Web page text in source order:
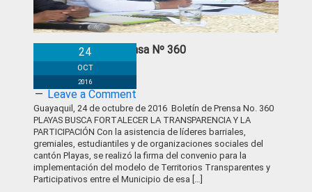
Boletín de Prensa Nº 360
24
OCT
2016
Leave a Comment
Guayaquil, 24 de octubre de 2016 Boletín de Prensa No. 360
PLAYAS BUSCA FORTALECER LA TRANSPARENCIA Y LA
PARTICIPACIÓN Con la asistencia de líderes barriales,
gremiales, estudiantiles y de organizaciones sociales del
cantón Playas, se realizó la firma del convenio para la
implementación del modelo de Territorios Transparentes y
Participativos entre el Municipio de esa […]